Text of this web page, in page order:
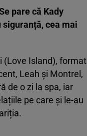
pare că Kady
siguranță, cea mai
(Love Island), format
Leah și Montrel,
de o zi la spa, iar
pe care și le-au